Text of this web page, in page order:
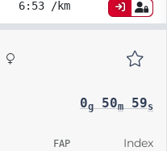
6:53 /km
0g50m59s
FAP Index